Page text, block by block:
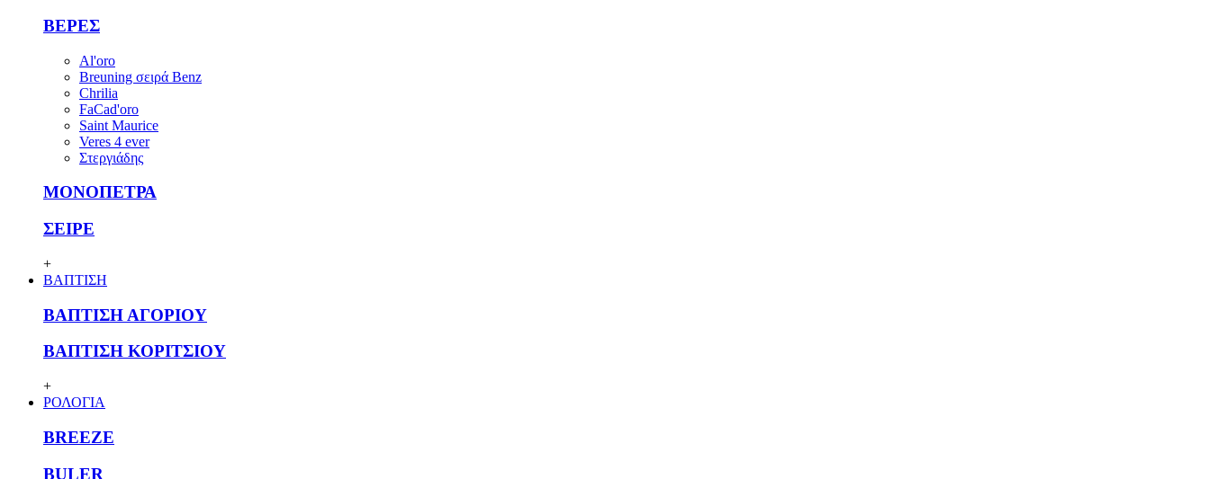
ΒΕΡΕΣ
Al'oro
Breuning σειρά Benz
Chrilia
FaCad'oro
Saint Maurice
Veres 4 ever
Στεργιάδης
ΜΟΝΟΠΕΤΡΑ
ΣΕΙΡΕ
+
ΒΑΠΤΙΣΗ
ΒΑΠΤΙΣΗ ΑΓΟΡΙΟΥ
ΒΑΠΤΙΣΗ ΚΟΡΙΤΣΙΟΥ
+
ΡΟΛΟΓΙΑ
BREEZE
BULER